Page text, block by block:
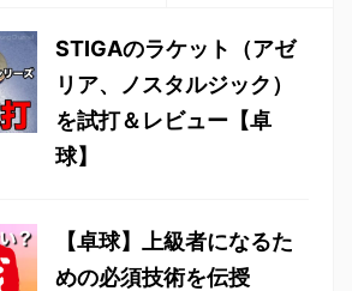
STIGAのラケット（アゼ
リア、ノスタルジック）
を試打＆レビュー【卓
球】
【卓球】上級者になるた
めの必須技術を伝授